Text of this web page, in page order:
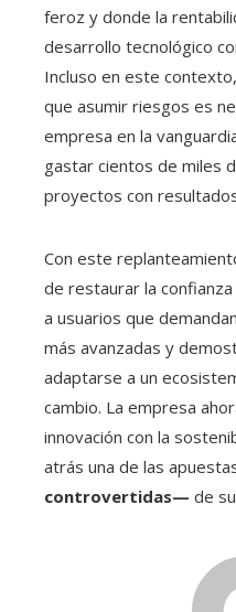
feroz y donde la
desarrollo tecnológico
Incluso en este
que asumir riesgos es
empresa en la
gastar cientos de miles
proyectos con
Con este
de restaurar la
a usuarios que
más avanzadas y
adaptarse a un
cambio. La empresa
innovación con la
atrás una de las
controvertidas— de